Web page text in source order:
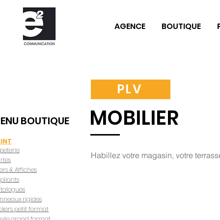
AGENCE BOUTIQUE
PLV
BOUTIQUE MOBILIER
& Affiches
rigides
petit format
Habillez votre magasin, votre